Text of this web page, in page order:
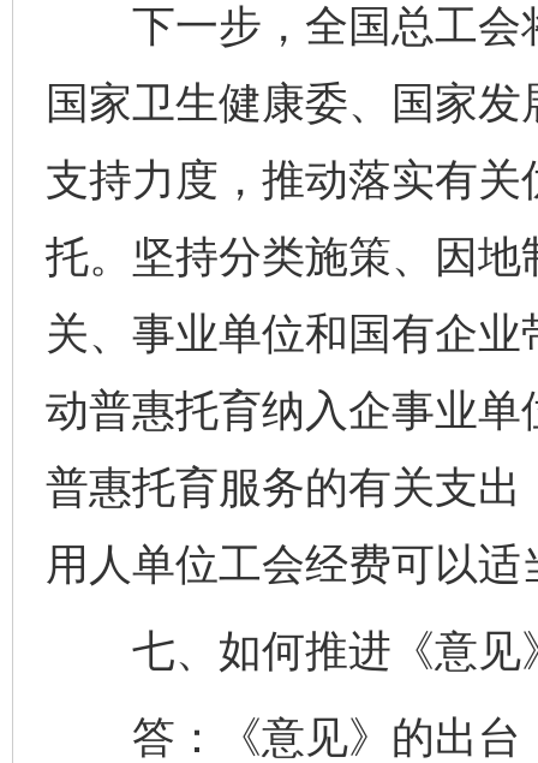
下一步，全国总工会
国家卫生健康委、国家
支持力度，推动落实有
托。坚持分类施策、因
关、事业单位和国有企
动普惠托育纳入企事业
普惠托育服务的有关支
用人单位工会经费可以适
七、如何推进《意见
答：《意见》的出台